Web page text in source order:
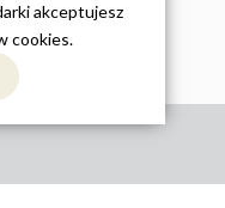
akceptujesz
cookies.